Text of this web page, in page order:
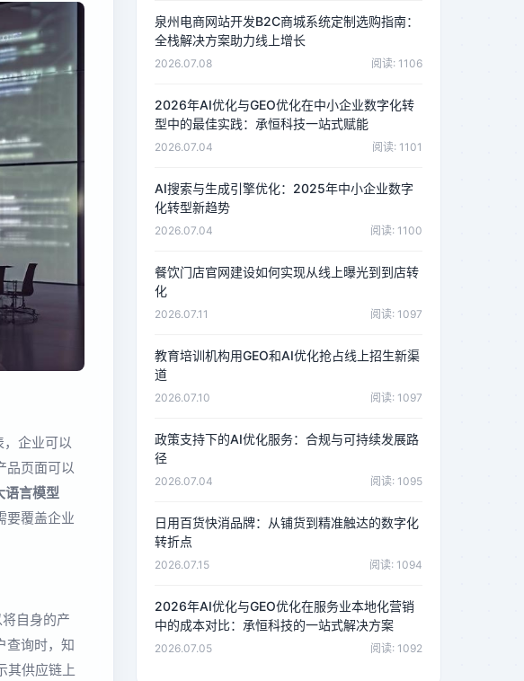
企业可以
品页面可以
语言模型
要覆盖企业
自身的产
查询时，知
其供应链上
泉州电商网站开发B2C商城系统定制选购指南：
全栈解决方案助力线上增长
2026.07.08 阅读: 1106
2026年AI优化与GEO优化在中小企业数字化转
型中的最佳实践：承恒科技一站式赋能
2026.07.04 阅读: 1101
AI搜索与生成引擎优化：2025年中小企业数字
化转型新趋势
2026.07.04 阅读: 1100
餐饮门店官网建设如何实现从线上曝光到到店转
化
2026.07.11 阅读: 1097
教育培训机构用GEO和AI优化抢占线上招生新渠
道
2026.07.10 阅读: 1097
政策支持下的AI优化服务：合规与可持续发展路
径
2026.07.04 阅读: 1095
日用百货快消品牌：从铺货到精准触达的数字化
转折点
2026.07.15 阅读: 1094
2026年AI优化与GEO优化在服务业本地化营销
中的成本对比：承恒科技的一站式解决方案
2026.07.05 阅读: 1092